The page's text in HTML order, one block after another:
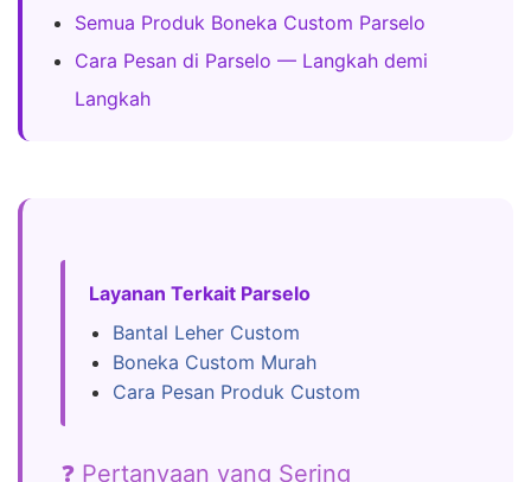
Semua Produk Boneka Custom Parselo
Cara Pesan di Parselo — Langkah demi
Langkah
Layanan Terkait Parselo
Bantal Leher Custom
Boneka Custom Murah
Cara Pesan Produk Custom
❓ Pertanyaan yang Sering